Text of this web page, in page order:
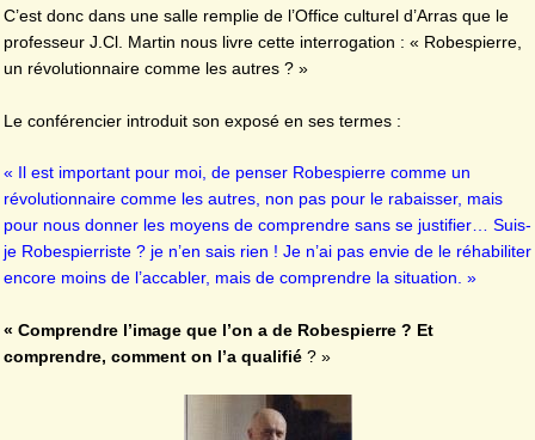
C’est donc dans une salle remplie de l’Office culturel d’Arras que le
professeur J.Cl. Martin nous livre cette interrogation : « Robespierre,
un révolutionnaire comme les autres ? »
Le conférencier introduit son exposé en ses termes :
« Il est important pour moi, de penser Robespierre comme un
révolutionnaire comme les autres, non pas pour le rabaisser, mais
pour nous donner les moyens de comprendre sans se justifier… Suis-
je Robespierriste ? je n’en sais rien ! Je n’ai pas envie de le réhabiliter
encore moins de l’accabler, mais de comprendre la situation. »
« Comprendre l’image que l’on a de Robespierre ? Et
comprendre, comment on l’a qualifié ? »